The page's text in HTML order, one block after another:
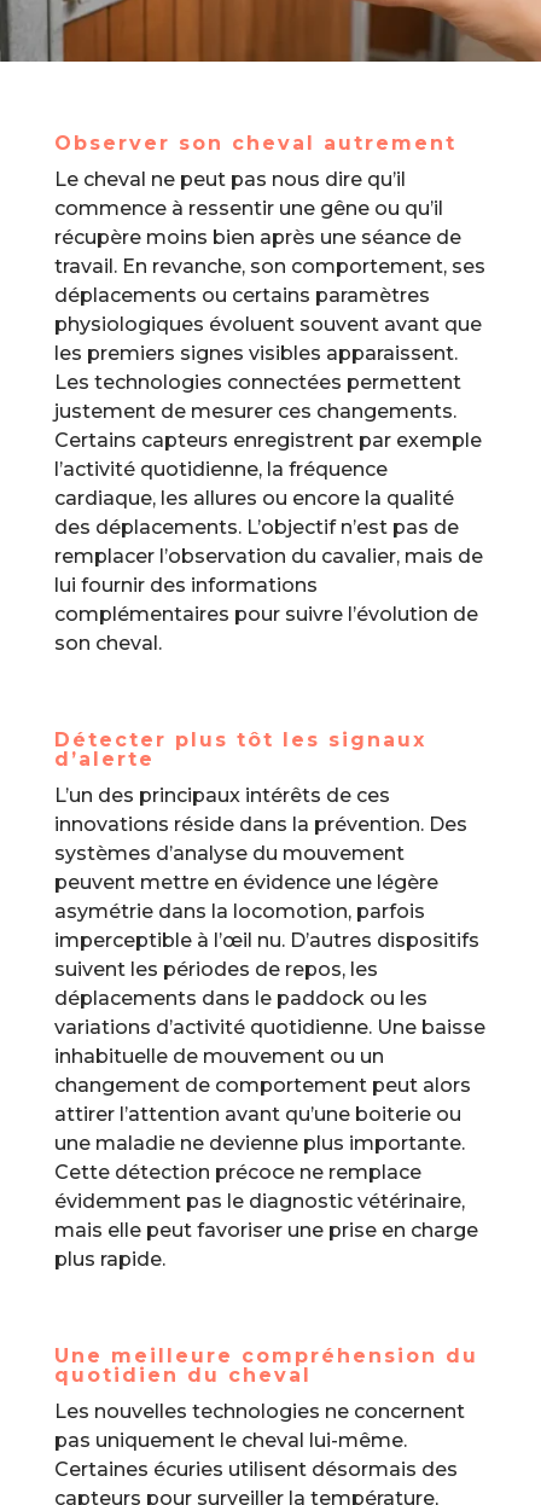
Observer son cheval autrement
Le cheval ne peut pas nous dire qu’il
commence à ressentir une gêne ou qu’il
récupère moins bien après une séance de
travail. En revanche, son comportement, ses
déplacements ou certains paramètres
physiologiques évoluent souvent avant que
les premiers signes visibles apparaissent.
Les technologies connectées permettent
justement de mesurer ces changements.
Certains capteurs enregistrent par exemple
l’activité quotidienne, la fréquence
cardiaque, les allures ou encore la qualité
des déplacements. L’objectif n’est pas de
remplacer l’observation du cavalier, mais de
lui fournir des informations
complémentaires pour suivre l’évolution de
son cheval.
Détecter plus tôt les signaux
d’alerte
L’un des principaux intérêts de ces
innovations réside dans la prévention. Des
systèmes d’analyse du mouvement
peuvent mettre en évidence une légère
asymétrie dans la locomotion, parfois
imperceptible à l’œil nu. D’autres dispositifs
suivent les périodes de repos, les
déplacements dans le paddock ou les
variations d’activité quotidienne. Une baisse
inhabituelle de mouvement ou un
changement de comportement peut alors
attirer l’attention avant qu’une boiterie ou
une maladie ne devienne plus importante.
Cette détection précoce ne remplace
évidemment pas le diagnostic vétérinaire,
mais elle peut favoriser une prise en charge
plus rapide.
Une meilleure compréhension du
quotidien du cheval
Les nouvelles technologies ne concernent
pas uniquement le cheval lui-même.
Certaines écuries utilisent désormais des
capteurs pour surveiller la température,